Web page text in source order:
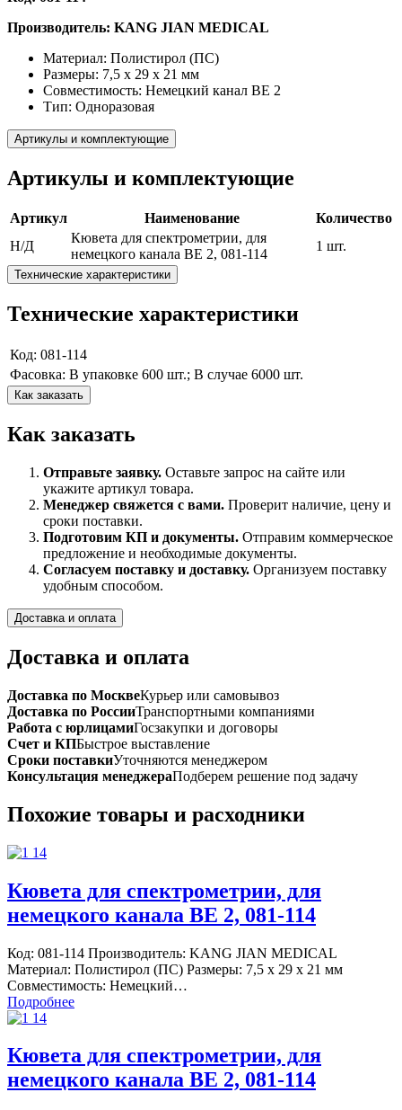
Производитель: KANG JIAN MEDICAL
Материал: Полистирол (ПС)
Размеры: 7,5 х 29 х 21 мм
Совместимость: Немецкий канал BE 2
Тип: Одноразовая
Артикулы и комплектующие
Артикулы и комплектующие
Артикул Наименование
Количество
Н/Д
Кювета для спектрометрии, для
немецкого канала BE 2, 081-114
1 шт.
Технические характеристики
Технические характеристики
Код: 081-114
Фасовка: В упаковке 600 шт.; В случае 6000 шт.
Как заказать
Как заказать
Отправьте заявку. Оставьте запрос на сайте или
укажите артикул товара.
Менеджер свяжется с вами. Проверит наличие, цену и
сроки поставки.
Подготовим КП и документы. Отправим коммерческое
предложение и необходимые документы.
Согласуем поставку и доставку. Организуем поставку
удобным способом.
Доставка и оплата
Доставка и оплата
Доставка по МосквеКурьер или самовывоз
Доставка по РоссииТранспортными компаниями
Работа с юрлицамиГосзакупки и договоры
Счет и КПБыстрое выставление
Сроки поставкиУточняются менеджером
Консультация менеджераПодберем решение под задачу
Похожие товары и расходники
Кювета для спектрометрии, для
немецкого канала BE 2, 081-114
Код: 081-114 Производитель: KANG JIAN MEDICAL
Материал: Полистирол (ПС) Размеры: 7,5 х 29 х 21 мм
Совместимость: Немецкий…
Подробнее
Кювета для спектрометрии, для
немецкого канала BE 2, 081-114